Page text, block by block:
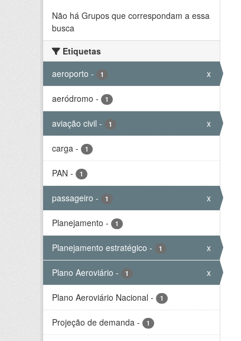
Não há Grupos que correspondam a essa
busca
Etiquetas
aeroporto - 1 x
aeródromo - 1
aviação civil - 1 x
carga - 1
PAN - 1
passageiro - 1 x
Planejamento - 1
Planejamento estratégico - 1 x
Plano Aeroviário - 1 x
Plano Aeroviário Nacional - 1
Projeção de demanda - 1